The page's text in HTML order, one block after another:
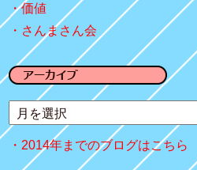
価値
さんまさん会
2014年までのブログはこちら